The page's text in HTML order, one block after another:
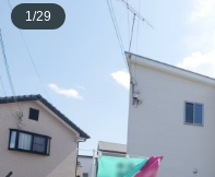
1/29